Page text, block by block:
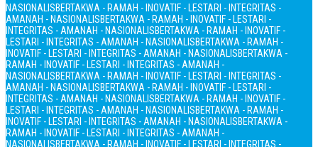
NASIONALISBERTAKWA - RAMAH - INOVATIF - LESTARI - INTEGRITAS -
AMANAH - NASIONALISBERTAKWA - RAMAH - INOVATIF - LESTARI -
INTEGRITAS - AMANAH - NASIONALISBERTAKWA - RAMAH - INOVATIF -
LESTARI - INTEGRITAS - AMANAH - NASIONALISBERTAKWA - RAMAH -
INOVATIF - LESTARI - INTEGRITAS - AMANAH - NASIONALISBERTAKWA -
RAMAH - INOVATIF - LESTARI - INTEGRITAS - AMANAH -
NASIONALISBERTAKWA - RAMAH - INOVATIF - LESTARI - INTEGRITAS -
AMANAH - NASIONALISBERTAKWA - RAMAH - INOVATIF - LESTARI -
INTEGRITAS - AMANAH - NASIONALISBERTAKWA - RAMAH - INOVATIF -
LESTARI - INTEGRITAS - AMANAH - NASIONALISBERTAKWA - RAMAH -
INOVATIF - LESTARI - INTEGRITAS - AMANAH - NASIONALISBERTAKWA -
RAMAH - INOVATIF - LESTARI - INTEGRITAS - AMANAH -
NASIONALISBERTAKWA - RAMAH - INOVATIF - LESTARI - INTEGRITAS -